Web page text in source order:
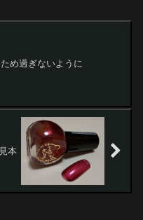
め過ぎないように
本